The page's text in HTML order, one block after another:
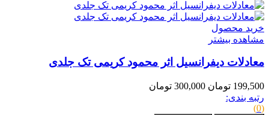
خرید محصول
مشاهده بیشتر
معادلات دیفرانسیل اثر محمود کریمی تک جلدی
199,500 تومان
300,000 تومان
رتبه بندی:
(0)